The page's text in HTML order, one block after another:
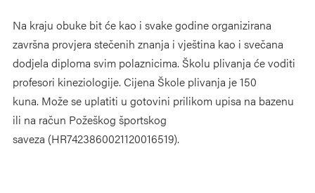
Na kraju obuke bit će kao i svake godine organizirana
završna provjera stečenih znanja i vještina kao i svečana
dodjela diploma svim polaznicima. Školu plivanja će voditi
profesori kineziologije. Cijena Škole plivanja je 150
kuna. Može se uplatiti u gotovini prilikom upisa na bazenu
ili na račun Požeškog športskog
saveza (HR7423860021120016519).